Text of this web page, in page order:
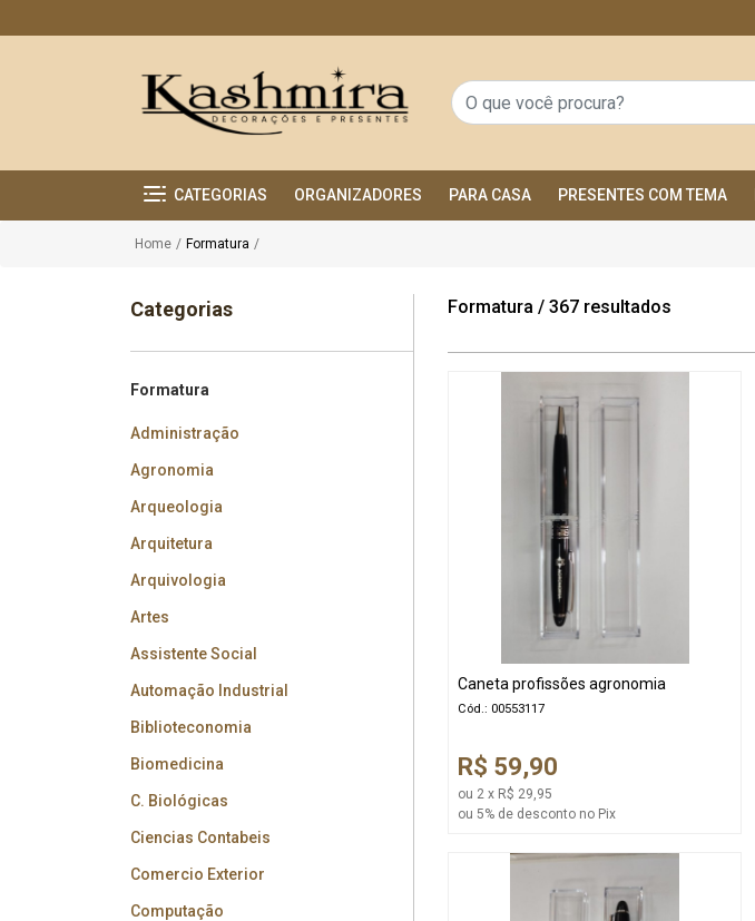
CATEGORIAS ORGANIZADORES PARA CASA PRESENTES COM TEMA
Home / Formatura /
Categorias
Formatura
Administração
Agronomia
Arqueologia
Arquitetura
Arquivologia
Artes
Assistente Social
Automação Industrial
Biblioteconomia
Biomedicina
C. Biológicas
Ciencias Contabeis
Comercio Exterior
Computação
Formatura / 367 resultados
Caneta profissões agronomia
Cód.: 00553117
R$ 59,90
ou 2 x R$ 29,95
ou 5% de desconto no Pix